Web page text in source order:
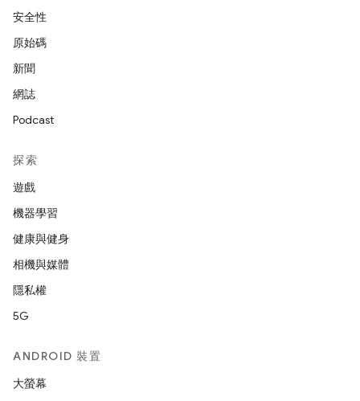
安全性
原始碼
新聞
網誌
Podcast
探索
遊戲
機器學習
健康與健身
相機與媒體
隱私權
5G
ANDROID 裝置
大螢幕